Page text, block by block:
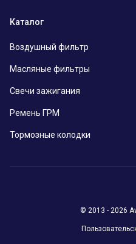
Каталог
Воздушный фильтр
Масляные фильтры
Свечи зажигания
Ремень ГРМ
Тормозные колодки
© 2013 - 2026